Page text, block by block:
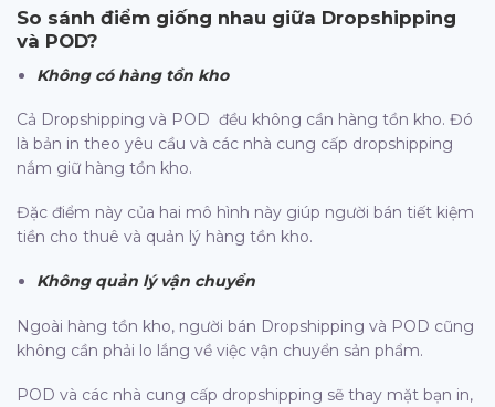
So sánh điểm giống nhau giữa Dropshipping
và POD?
Không có hàng tồn kho
Cả Dropshipping và POD đều không cần hàng tồn kho. Đó
là bản in theo yêu cầu và các nhà cung cấp dropshipping
nắm giữ hàng tồn kho.
Đặc điểm này của hai mô hình này giúp người bán tiết kiệm
tiền cho thuê và quản lý hàng tồn kho.
Không quản lý vận chuyển
Ngoài hàng tồn kho, người bán Dropshipping và POD cũng
không cần phải lo lắng về việc vận chuyển sản phẩm.
POD và các nhà cung cấp dropshipping sẽ thay mặt bạn in,